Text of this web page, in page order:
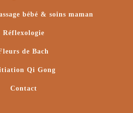
bébé & soins maman
Réflexologie
de Bach
Qi Gong
Contact